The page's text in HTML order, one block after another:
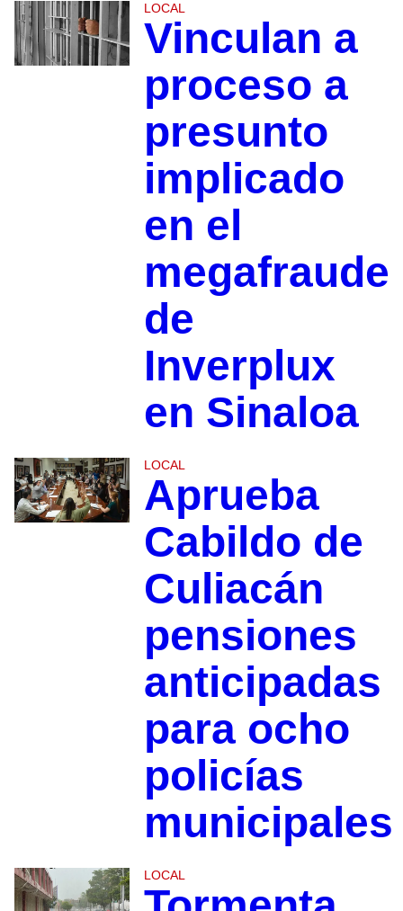
LOCAL
Vinculan a
proceso a
presunto
implicado
en el
megafraude
de
Inverplux
en Sinaloa
LOCAL
Aprueba
Cabildo de
Culiacán
pensiones
anticipadas
para ocho
policías
municipales
LOCAL